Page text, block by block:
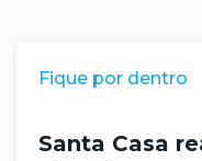
Fique por dentro
Santa Casa